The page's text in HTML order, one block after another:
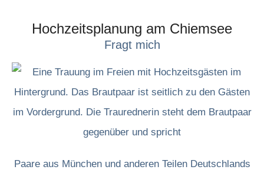
Hochzeitsplanung am Chiemsee
Fragt mich
Paare aus München und anderen Teilen Deutschlands